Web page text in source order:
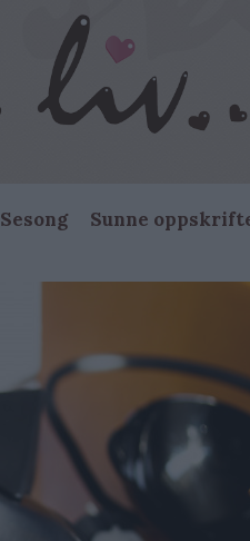
Sesong Sunne